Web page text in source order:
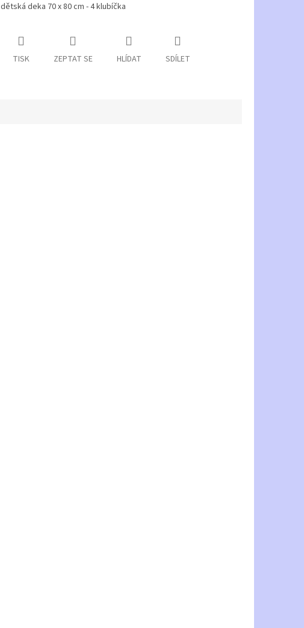
dětská deka 70 x 80 cm - 4 klubíčka
TISK ZEPTAT SE HLÍDAT SDÍLET